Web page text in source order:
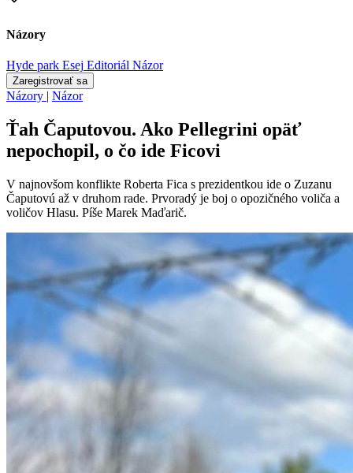
Názory
Hyde park Esej Editoriál Názor
Zaregistrovať sa
Názory | Názor
Ťah Čaputovou. Ako Pellegrini opäť
nepochopil, o čo ide Ficovi
V najnovšom konflikte Roberta Fica s prezidentkou ide o Zuzanu
Čaputovú až v druhom rade. Prvoradý je boj o opozičného voliča a
voličov Hlasu. Píše Marek Maďarič.